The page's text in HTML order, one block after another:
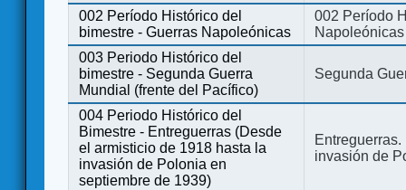
002 Período Histórico del
bimestre - Guerras Napoleónicas
002 Período
Napoleónicas
003 Periodo Histórico del
bimestre - Segunda Guerra
Mundial (frente del Pacífico)
Segunda
004 Periodo Histórico del
Bimestre - Entreguerras (Desde
el armisticio de 1918 hasta la
invasión de Polonia en
septiembre de 1939)
invasión de